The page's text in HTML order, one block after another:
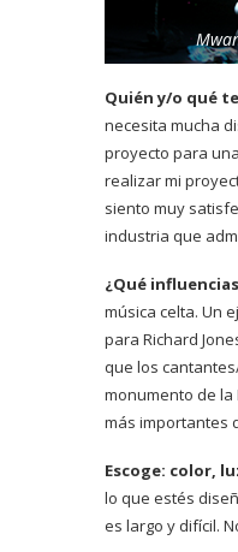
Quién y/o qué
necesita mucha
proyecto para
realizar mi
siento muy
industria que
¿Qué
música celta. Un
para Richard
que los
monumento de la
más importantes
Escoge: color,
lo que estés
es largo y difícil.